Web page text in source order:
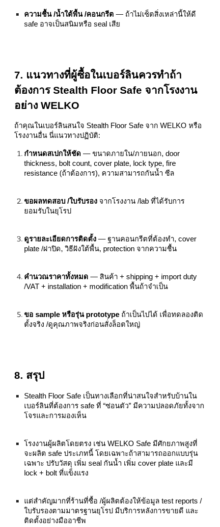
ความชื้น /น้ำใต้พื้น /คอนกรีต — ถ้าไม่เซ็ตสิ่งเหล่านี้ให้ดี
safe อาจเป็นสนิมหรือ seal เสีย
7. แนวทางที่ผู้ซื้อในเบอร์ลินควรทำถ้า
ต้องการ Stealth Floor Safe จากโรงงาน
อย่าง WELKO
ถ้าคุณในเบอร์ลินสนใจ Stealth Floor Safe จาก WELKO หรือ
โรงงานอื่น นี่แนวทางปฏิบัติ:
กำหนดสเปกให้ชัด — ขนาดภายใน/ภายนอก, door
thickness, bolt count, cover plate, lock type, fire
resistance (ถ้าต้องการ), ความสามารถกันน้ำ ซีล
ขอผลทดสอบ /ใบรับรอง จากโรงงาน /lab ที่ได้รับการ
ยอมรับในยุโรป
ดูรายละเอียดการติดตั้ง — ฐานคอนกรีตที่ต้องทำ, cover
plate /ฝาปิด, วิธีฝังใต้พื้น, protection จากความชื้น
คำนวณราคาทั้งหมด — สินค้า + shipping + import duty
/VAT + installation + modification พื้นถ้าจำเป็น
ขอ sample หรือรุ่น prototype ถ้าเป็นไปได้ เพื่อทดลองติด
ตั้งจริง /ดูคุณภาพจริงก่อนสั่งล็อตใหญ่
8. สรุป
Stealth Floor Safe เป็นทางเลือกที่น่าสนใจสำหรับบ้านใน
เบอร์ลินที่ต้องการ safe ที่ “ซ่อนตัว” มีความปลอดภัยทั้งจาก
โจรและการมองเห็น
โรงงานผู้ผลิตโดยตรง เช่น WELKO Safe มีศักยภาพสูงที่
จะผลิต safe ประเภทนี้ โดยเฉพาะถ้าสามารถออกแบบรุ่น
เฉพาะ ปรับวัสดุ เพิ่ม seal กันน้ำ เพิ่ม cover plate และมี
lock + bolt ที่แข็งแรง
แต่สำคัญมากที่ร้านที่ซื้อ /ผู้ผลิตต้องให้ข้อมูล test reports /
ใบรับรองตามมาตรฐานยุโรป มีบริการหลังการขายดี และ
ติดตั้งอย่างมืออาชีพ